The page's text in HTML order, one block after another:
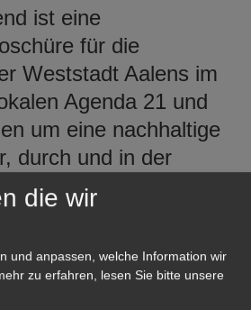
ist eine
für die
Weststadt Aalens im
Agenda 21 und
um eine nachhaltige
durch und in der
soll
mindestens einmal
Inhalte in der
umfassen vor allem
und die Bildung.
die wir
und anpassen, welche Information wir
zu erfahren, lesen Sie bitte unsere